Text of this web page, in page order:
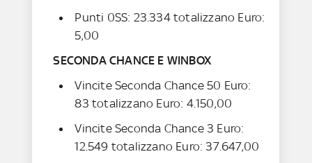
Punti 0SS: 23.334 totalizzano Euro:
5,00
SECONDA CHANCE E WINBOX
Vincite Seconda Chance 50 Euro:
83 totalizzano Euro: 4.150,00
Vincite Seconda Chance 3 Euro:
12.549 totalizzano Euro: 37.647,00